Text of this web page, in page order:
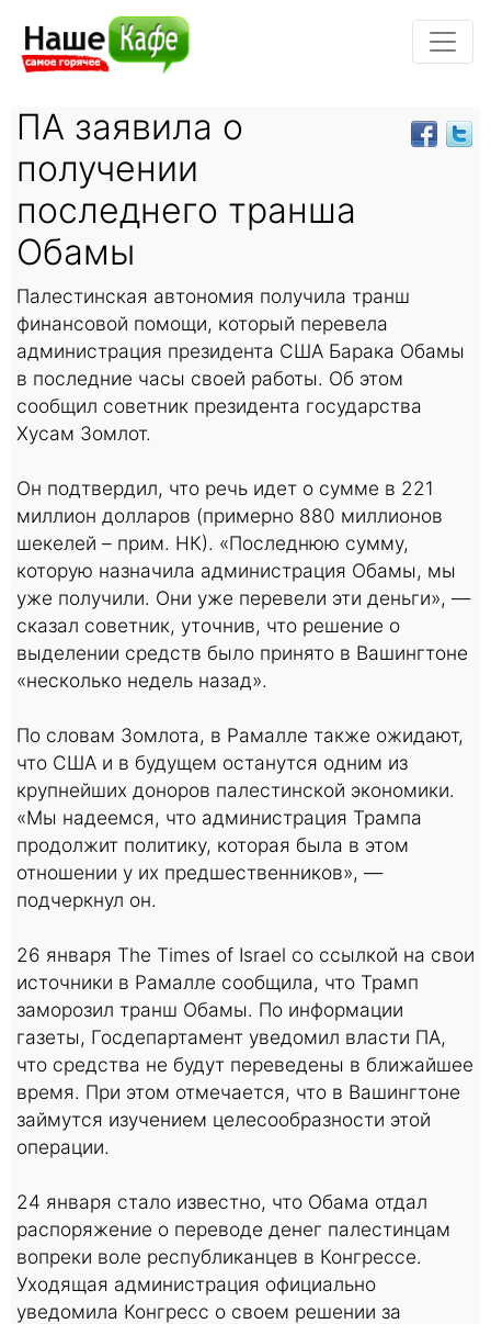
ПА заявила о
получении
последнего транша
Обамы
Палестинская автономия получила транш
финансовой помощи, который перевела
администрация президента США Барака Обамы
в последние часы своей работы. Об этом
сообщил советник президента государства
Хусам Зомлот.
Он подтвердил, что речь идет о сумме в 221
миллион долларов (примерно 880 миллионов
шекелей – прим. НК). «Последнюю сумму,
которую назначила администрация Обамы, мы
уже получили. Они уже перевели эти деньги», —
сказал советник, уточнив, что решение о
выделении средств было принято в Вашингтоне
«несколько недель назад».
По словам Зомлота, в Рамалле также ожидают,
что США и в будущем останутся одним из
крупнейших доноров палестинской экономики.
«Мы надеемся, что администрация Трампа
продолжит политику, которая была в этом
отношении у их предшественников», —
подчеркнул он.
26 января The Times of Israel со ссылкой на свои
источники в Рамалле сообщила, что Трамп
заморозил транш Обамы. По информации
газеты, Госдепартамент уведомил власти ПА,
что средства не будут переведены в ближайшее
время. При этом отмечается, что в Вашингтоне
займутся изучением целесообразности этой
операции.
24 января стало известно, что Обама отдал
распоряжение о переводе денег палестинцам
вопреки воле республиканцев в Конгрессе.
Уходящая администрация официально
уведомила Конгресс о своем решении за